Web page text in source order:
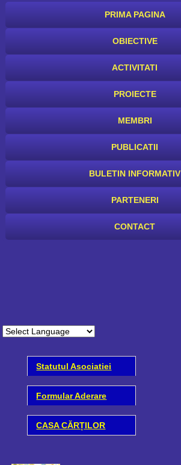
PRIMA PAGINA
OBIECTIVE
ACTIVITATI
PROIECTE
MEMBRI
PUBLICATII
BULETIN INFORMATIV
PARTENERI
CONTACT
Statutul Asociatiei
Formular Aderare
CASA CĂRȚILOR